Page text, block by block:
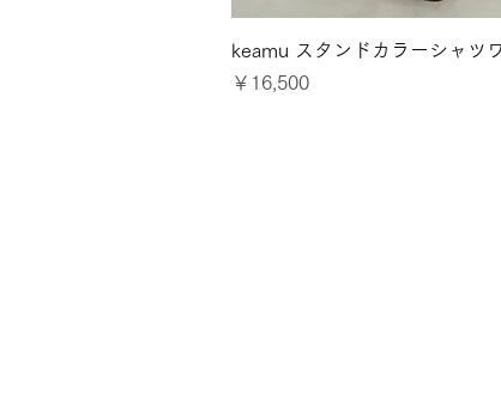
クイックビュー
keamu スタンドカラーシャツ
価格
￥16,500